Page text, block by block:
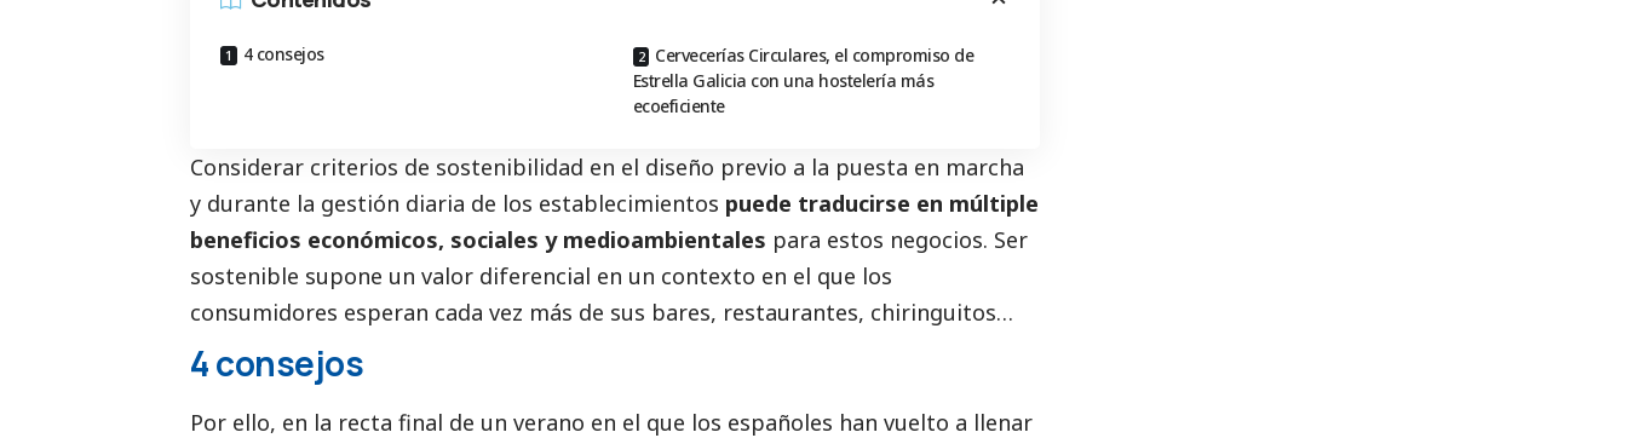
4 consejos
Cervecerías Circulares, el compromiso de
Estrella Galicia con una hostelería más
ecoeficiente
Considerar criterios de sostenibilidad en el diseño previo a la puesta en marcha
y durante la gestión diaria de los establecimientos puede traducirse en múltiple
beneficios económicos, sociales y medioambientales para estos negocios. Ser
sostenible supone un valor diferencial en un contexto en el que los
consumidores esperan cada vez más de sus bares, restaurantes, chiringuitos…
4 consejos
Por ello, en la recta final de un verano en el que los españoles han vuelto a llenar